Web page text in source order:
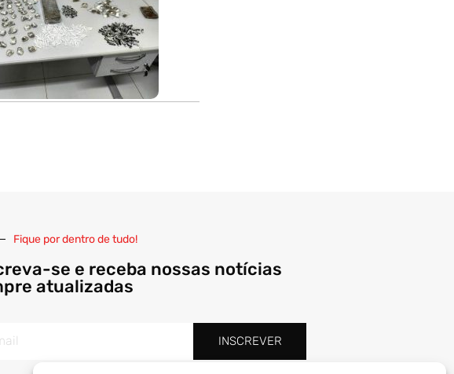
Fique por dentro de tudo!
se e receba nossas notícias
atualizadas
INSCREVER